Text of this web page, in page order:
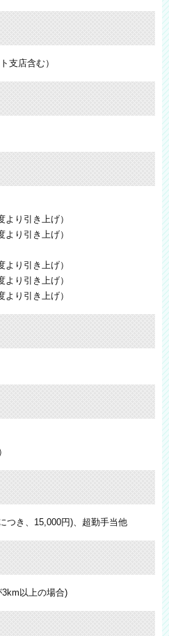
支店含む）
り引き上げ）
り引き上げ）
り引き上げ）
り引き上げ）
り引き上げ）
つき、15,000円)、超勤手当他
以上の場合)